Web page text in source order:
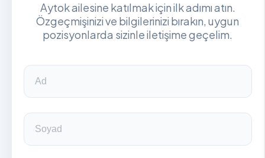
Aytok ailesine katılmak için ilk adımı atın.
Özgeçmişinizi ve bilgilerinizi bırakın, uygun
pozisyonlarda sizinle iletişime geçelim.